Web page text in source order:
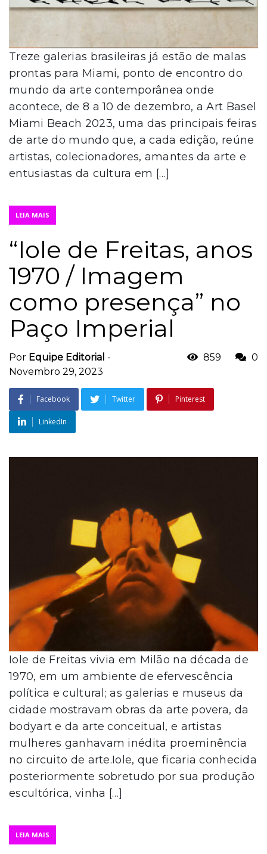
Treze galerias brasileiras já estão de malas
prontas para Miami, ponto de encontro do
mundo da arte contemporânea onde
acontece, de 8 a 10 de dezembro, a Art Basel
Miami Beach 2023, uma das principais feiras
de arte do mundo que, a cada edição, reúne
artistas, colecionadores, amantes da arte e
entusiastas da cultura em […]
LEIA MAIS
“Iole de Freitas, anos
1970 / Imagem
como presença” no
Paço Imperial
Por Equipe Editorial -
Novembro 29, 2023
859 0
Facebook Twitter Pinterest
LinkedIn
Iole de Freitas vivia em Milão na década de
1970, em um ambiente de efervescência
política e cultural; as galerias e museus da
cidade mostravam obras da arte povera, da
bodyart e da arte conceitual, e artistas
mulheres ganhavam inédita proeminência
no circuito de arte.Iole, que ficaria conhecida
posteriormente sobretudo por sua produção
escultórica, vinha […]
LEIA MAIS